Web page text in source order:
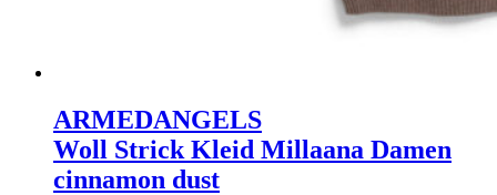
ARMEDANGELS
Woll Strick Kleid Millaana Damen
cinnamon dust